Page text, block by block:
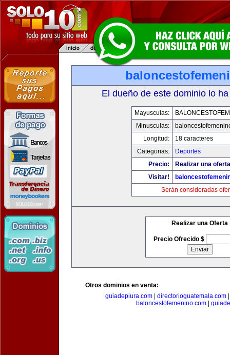
El dueño de este dominio lo
Mayusculas:
Minusculas:
Longitud:
18 caracteres
Categorias:
Deportes
Precio:
Realizar una
Visitar!
Serán consideradas
Realizar una Oferta
Precio Ofrecido $
Otros dominios en venta:
guiadepiura.com
directorioguatemala.com
baloncestofemenino.com